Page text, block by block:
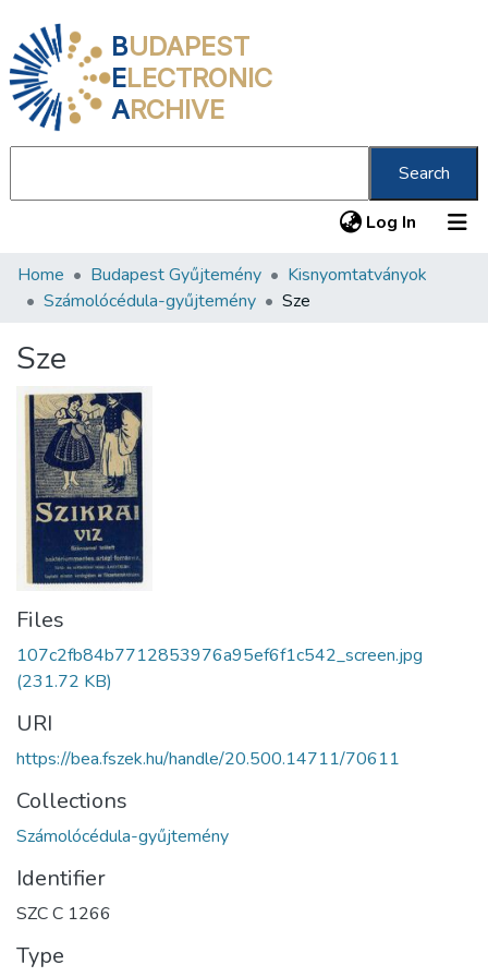
BUDAPEST
ELECTRONIC
ARCHIVE
Search
Log In (current)
Communities & Collections
Statistics
About us
Home Budapest Gyűjtemény
Kisnyomtatványok
Számolócédula-gyűjtemény
Sze
Sze
Files
107c2fb84b7712853976a95ef6f1c542_screen.jpg
(231.72 KB)
URI
https://bea.fszek.hu/handle/20.500.14711/70611
Collections
Számolócédula-gyűjtemény
Identifier
SZC C 1266
Type